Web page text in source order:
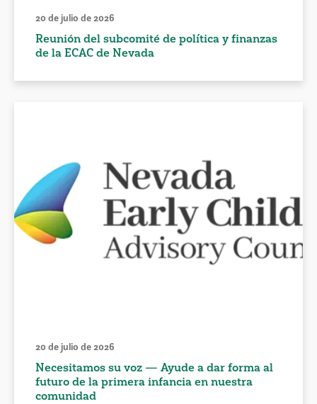
20 de julio de 2026
Reunión del subcomité de política y finanzas
de la ECAC de Nevada
20 de julio de 2026
Necesitamos su voz — Ayude a dar forma al
futuro de la primera infancia en nuestra
comunidad